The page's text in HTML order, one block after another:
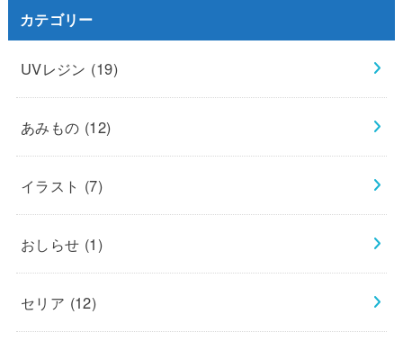
カテゴリー
UVレジン (19)
あみもの (12)
イラスト (7)
おしらせ (1)
セリア (12)